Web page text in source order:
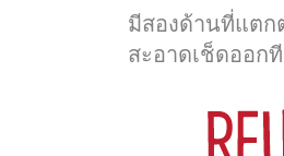
มีสองด้านที่แต
สะอาดเช็ดออก